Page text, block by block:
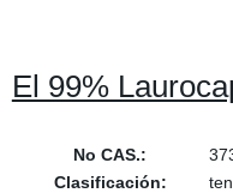
El 99%
No CAS.:
Clasificación: